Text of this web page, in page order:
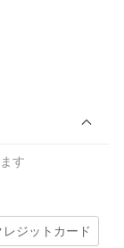
す
レジットカード